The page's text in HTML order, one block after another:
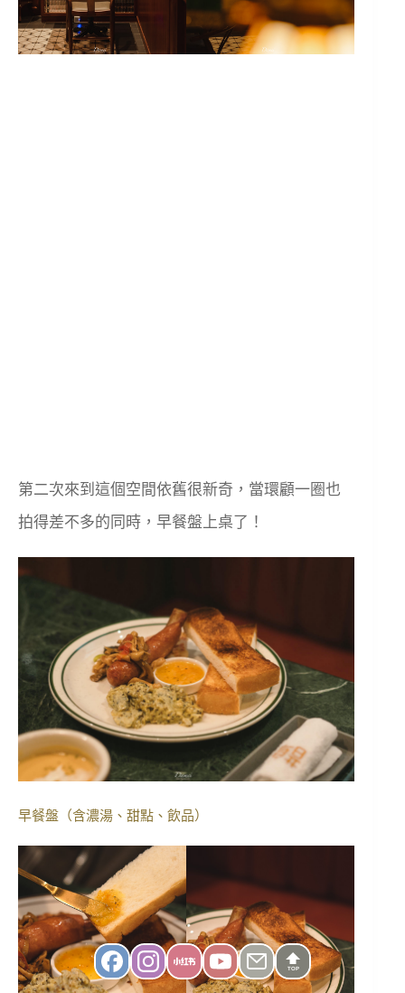
第二次來到這個空間依舊很新奇，當環顧一圈也
拍得差不多的同時，早餐盤上桌了！
早餐盤（含濃湯、甜點、飲品）
TOP